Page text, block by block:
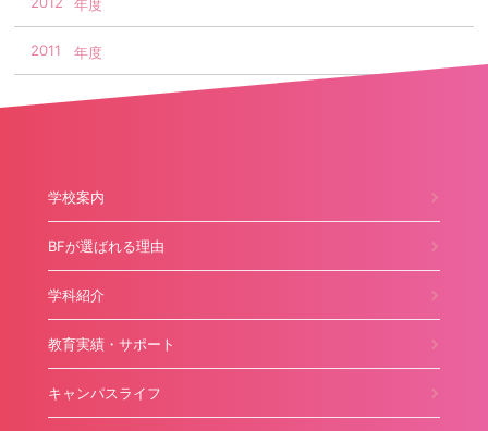
2011
学校案内
BFが選ばれる理由
学科紹介
教育実績・サポート
キャンパスライフ